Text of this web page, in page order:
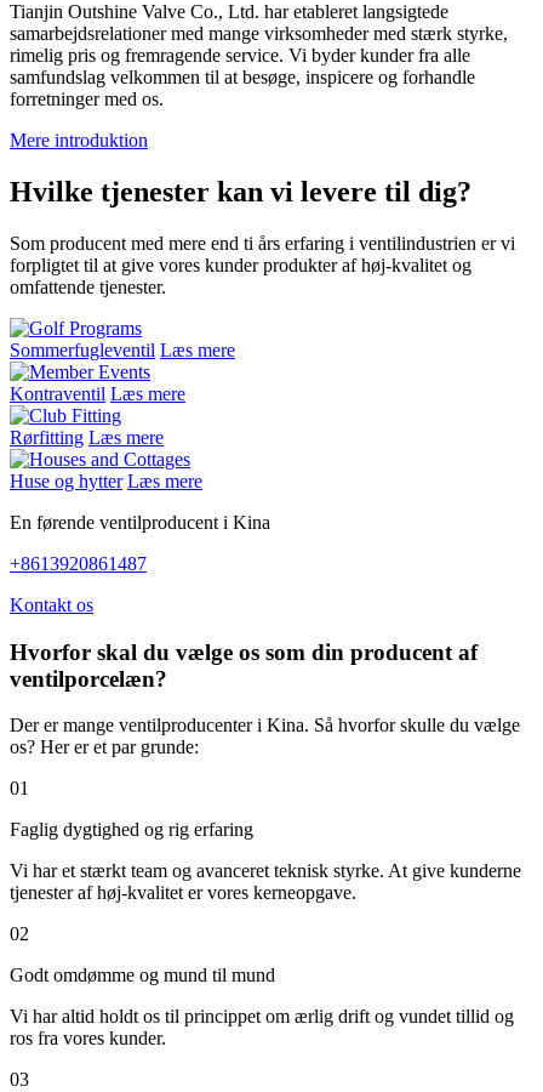
Tianjin Outshine Valve Co., Ltd. har etableret langsigtede
samarbejdsrelationer med mange virksomheder med stærk styrke,
rimelig pris og fremragende service. Vi byder kunder fra alle
samfundslag velkommen til at besøge, inspicere og forhandle
forretninger med os.
Mere introduktion
Hvilke tjenester kan vi levere til dig?
Som producent med mere end ti års erfaring i ventilindustrien er vi
forpligtet til at give vores kunder produkter af høj-kvalitet og
omfattende tjenester.
Sommerfugleventil Læs mere
Kontraventil Læs mere
Rørfitting Læs mere
Huse og hytter Læs mere
En førende ventilproducent i Kina
+8613920861487
Kontakt os
Hvorfor skal du vælge os som din producent af
ventilporcelæn?
Der er mange ventilproducenter i Kina. Så hvorfor skulle du vælge
os? Her er et par grunde:
01
Faglig dygtighed og rig erfaring
Vi har et stærkt team og avanceret teknisk styrke. At give kunderne
tjenester af høj-kvalitet er vores kerneopgave.
02
Godt omdømme og mund til mund
Vi har altid holdt os til princippet om ærlig drift og vundet tillid og
ros fra vores kunder.
03